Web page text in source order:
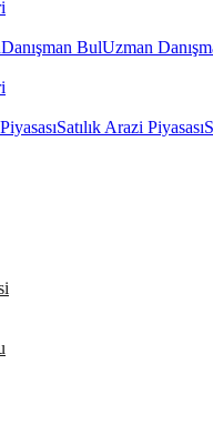
Danışman BulUzman
Satılık Arazi Piyasası